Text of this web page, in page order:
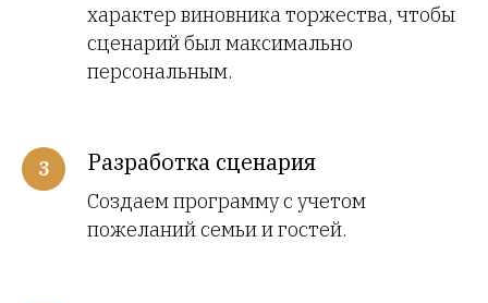
характер виновника торжества, чтобы
сценарий был максимально
персональным.
Разработка сценария
Создаем программу с учетом
пожеланий семьи и гостей.